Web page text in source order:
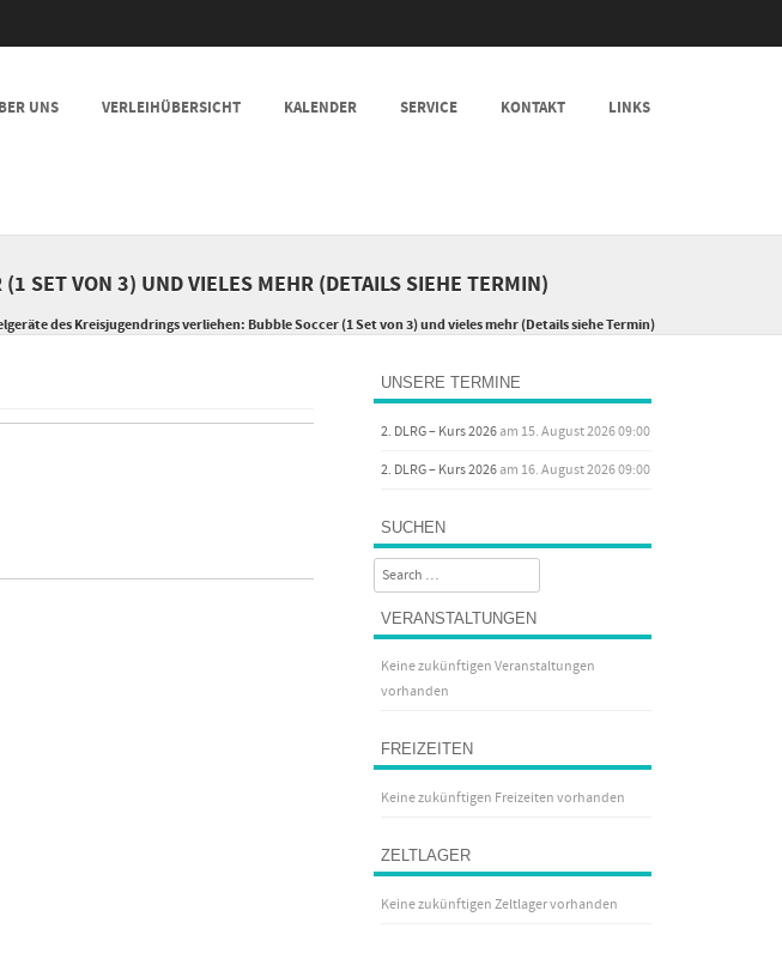
UNS VERLEIHÜBERSICHT KALENDER SERVICE KONTAKT LINKS
SET VON 3) UND VIELES MEHR (DETAILS SIEHE TERMIN)
des Kreisjugendrings verliehen: Bubble Soccer (1 Set von 3) und vieles mehr (Details siehe Termin)
UNSERE TERMINE
2. DLRG – Kurs 2026am 15. August 2026 09:00
2. DLRG – Kurs 2026am 16. August 2026 09:00
SUCHEN
Search
VERANSTALTUNGEN
Keine zukünftigen Veranstaltungen
vorhanden
FREIZEITEN
Keine zukünftigen Freizeiten vorhanden
ZELTLAGER
Keine zukünftigen Zeltlager vorhanden